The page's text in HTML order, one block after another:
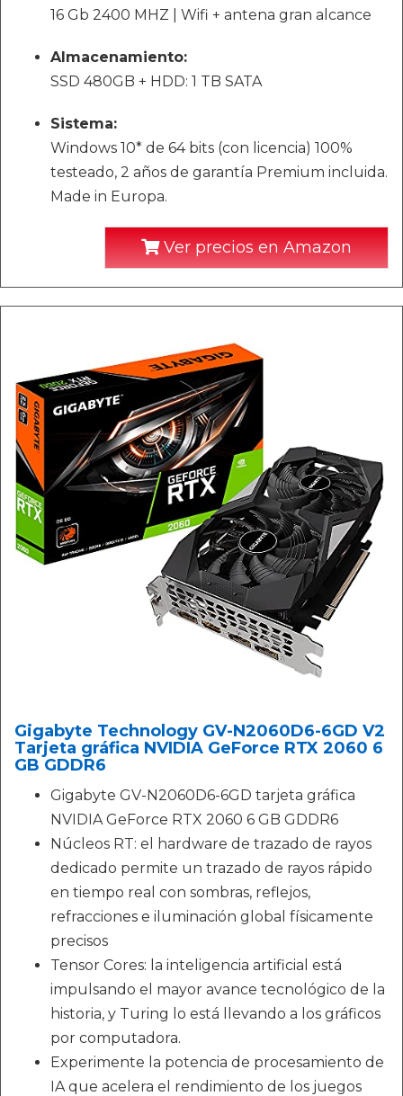
16 Gb 2400 MHZ | Wifi + antena gran alcance
Almacenamiento:
SSD 480GB + HDD: 1 TB SATA
Sistema:
Windows 10* de 64 bits (con licencia) 100%
testeado, 2 años de garantía Premium incluida.
Made in Europa.
Ver precios en Amazon
Gigabyte Technology GV-N2060D6-6GD V2
Tarjeta gráfica NVIDIA GeForce RTX 2060 6
GB GDDR6
Gigabyte GV-N2060D6-6GD tarjeta gráfica
NVIDIA GeForce RTX 2060 6 GB GDDR6
Núcleos RT: el hardware de trazado de rayos
dedicado permite un trazado de rayos rápido
en tiempo real con sombras, reflejos,
refracciones e iluminación global físicamente
precisos
Tensor Cores: la inteligencia artificial está
impulsando el mayor avance tecnológico de la
historia, y Turing lo está llevando a los gráficos
por computadora.
Experimente la potencia de procesamiento de
IA que acelera el rendimiento de los juegos